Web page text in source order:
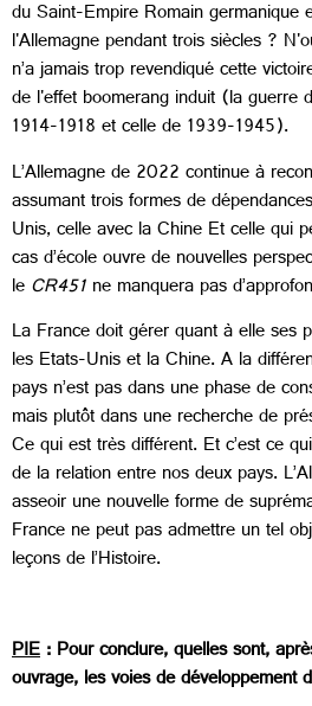
du Saint-Empire Romain germanique
l'Allemagne pendant trois siècles ?
n’a jamais trop revendiqué cette
de l'effet boomerang induit (la guerre
1914-1918 et celle de 1939-1945).
L’Allemagne de 2022 continue à
assumant trois formes de
Unis, celle avec la Chine Et celle qui
cas d’école ouvre de nouvelles
leCR451ne manquera pas
La France doit gérer quant à elle ses
les Etats-Unis et la Chine. A la
pays n’est pas dans une phase de
mais plutôt dans une recherche de
Ce qui est très différent. Et c’est ce
de la relation entre nos deux pays.
asseoir une nouvelle forme de
France ne peut pas admettre un tel
leçons de l’Histoire.
PIE: Pour conclure, quelles sont,
ouvrage, les voies de développement